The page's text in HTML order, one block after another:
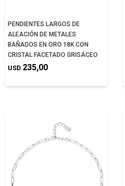
PENDIENTES LARGOS DE
ALEACIÓN DE METALES
BAÑADOS EN ORO 18K CON
CRISTAL FACETADO GRISÁCEO
USD 235,00